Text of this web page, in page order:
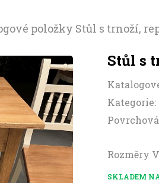
položky Stůl s trnoží,
Stůl s
Kategorie:
Rozměry
SKLADEM